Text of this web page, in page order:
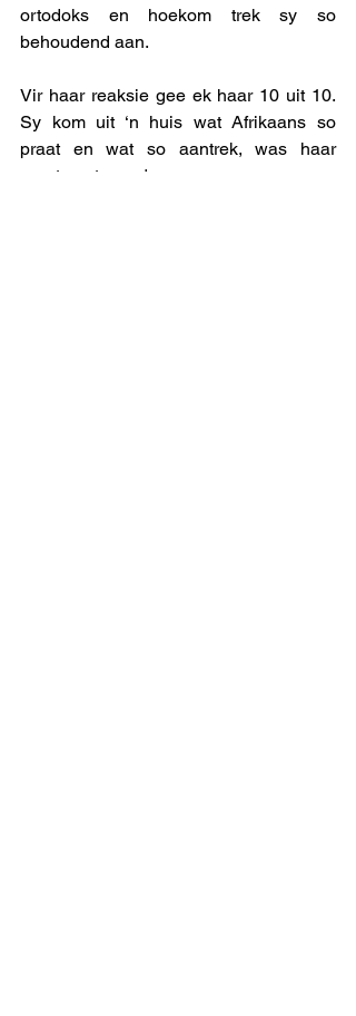
ortodoks en hoekom trek sy so
behoudend aan.
Vir haar reaksie gee ek haar 10 uit 10.
Sy kom uit ‘n huis wat Afrikaans so
praat en wat so aantrek, was haar
pronte antwoord.